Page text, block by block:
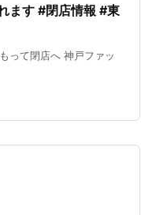
ます #閉店情報 #東
って閉店へ 神戸ファッ